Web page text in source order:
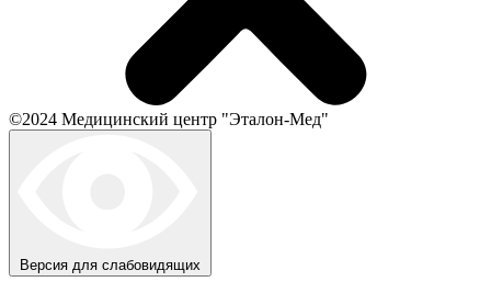
©2024 Медицинский центр "Эталон-Мед"
Версия для слабовидящих